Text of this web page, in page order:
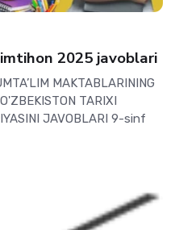
2025 javoblari
MAKTABLARINING
TARIXI
JAVOBLARI 9-sinf